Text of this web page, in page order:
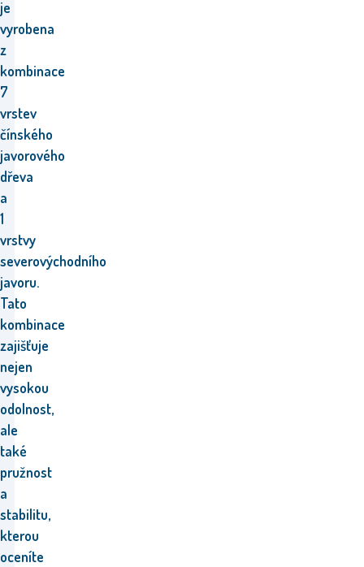
je
vyrobena
z
kombinace
7
vrstev
čínského
javorového
dřeva
a
1
vrstvy
severovýchodního
javoru.
Tato
kombinace
zajišťuje
nejen
vysokou
odolnost,
ale
také
pružnost
a
stabilitu,
kterou
oceníte